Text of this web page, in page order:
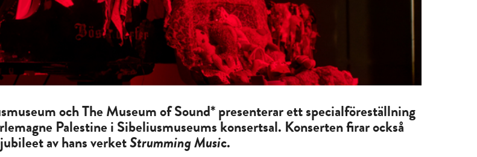
och The Museum of Sound* presenterar ett specialföreställning
Palestinei Sibeliusmuseums konsertsal. Konserten firar också
av hans verketStrumming Music.